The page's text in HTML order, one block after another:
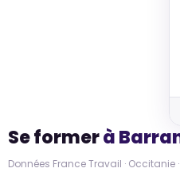
Se formerà
Données France Travail · Occitanie